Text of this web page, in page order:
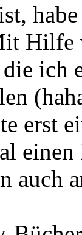
Hilfe
die
erst
auch